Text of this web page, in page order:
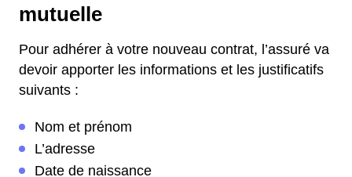
mutuelle
Pour adhérer à votre nouveau contrat, l’assuré va
devoir apporter les informations et les justificatifs
suivants :
Nom et prénom
L’adresse
Date de naissance